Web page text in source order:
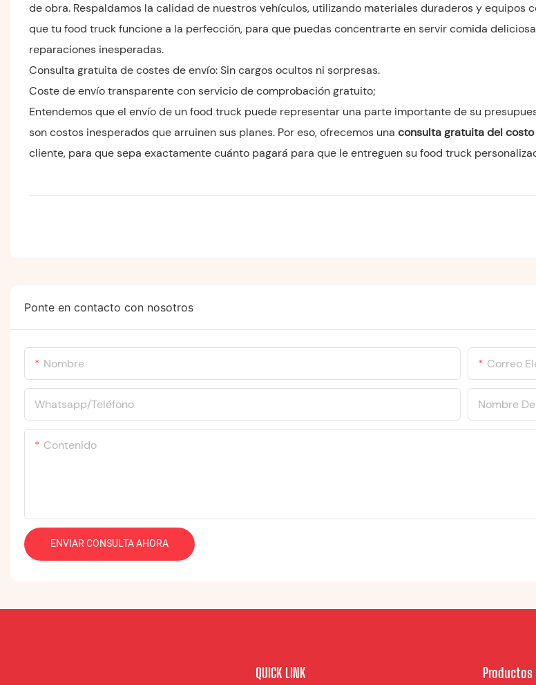
de obra. Respaldamos la calidad de nuestros vehículos, utilizando materiales duraderos y equipos
que tu food truck funcione a la perfección, para que puedas concentrarte en servir comida
reparaciones inesperadas.
Consulta gratuita de costes de envío: Sin cargos ocultos ni sorpresas.
Coste de envío transparente con servicio de comprobación gratuito;
Entendemos que el envío de un food truck puede representar una parte importante de su
son costos inesperados que arruinen sus planes. Por eso, ofrecemos una consulta gratuita del costo
cliente, para que sepa exactamente cuánto pagará para que le entreguen su food truck
Ponte en contacto con nosotros
Nombre Correo
Whatsapp/Teléfono Nombre
Contenido
ENVIAR CONSULTA AHORA
QUICK LINK Productos